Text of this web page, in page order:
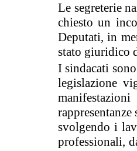
Le segreterie
chiesto un
Deputati, in
stato giuridico
I sindacati
legislazione
svolgendo i
professionali,